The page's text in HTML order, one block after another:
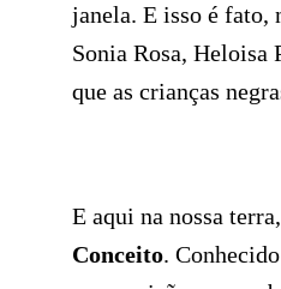
janela. E isso é fato,
Sonia Rosa, Heloisa
que as crianças
E aqui na nossa
Conceito.